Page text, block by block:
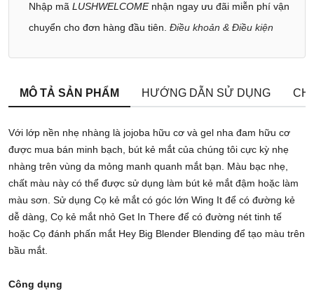
Nhập mã LUSHWELCOMEnhận ngay ưu đãi miễn phí vận
chuyển cho đơn hàng đầu tiên. Điều khoản & Điều kiện
MÔ TẢ SẢN PHẨM HƯỚNG DẪN SỬ DỤNG
Với lớp nền nhẹ nhàng là jojoba hữu cơ và gel nha đam hữu cơ
được mua bán minh bạch, bút kẻ mắt của chúng tôi cực kỳ nhẹ
nhàng trên vùng da mỏng manh quanh mắt bạn. Màu bạc nhẹ,
chất màu này có thể được sử dụng làm bút kẻ mắt đậm hoặc làm
màu sơn. Sử dụng Cọ kẻ mắt có góc lớn Wing It để có đường kẻ
dễ dàng, Cọ kẻ mắt nhỏ Get In There để có đường nét tinh tế
hoặc Cọ đánh phấn mắt Hey Big Blender Blending để tạo màu trên
bầu mắt.
Công dụng